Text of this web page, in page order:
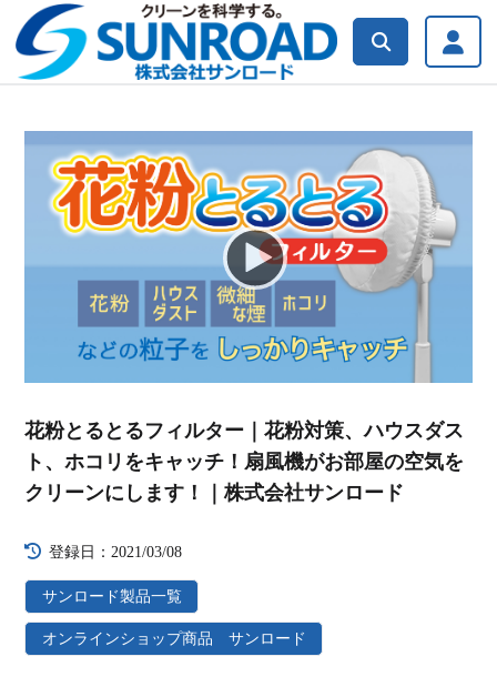
Player
花粉とるとるフィルター｜花粉対策、ハウスダス
ト、ホコリをキャッチ！扇風機がお部屋の空気を
クリーンにします！｜株式会社サンロード
登録日：2021/03/08
サンロード製品一覧
オンラインショップ商品 サンロード